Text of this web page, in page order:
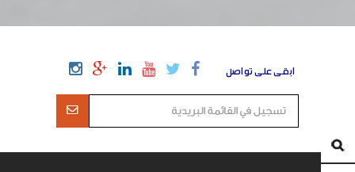
ابقى على تواصل